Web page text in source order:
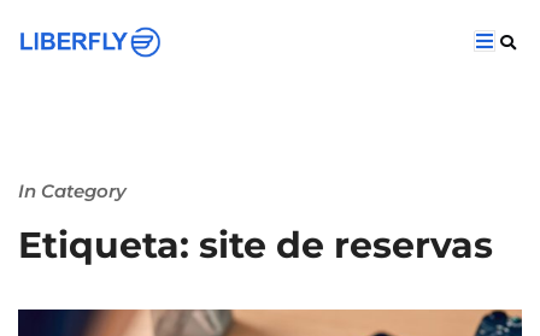
In Category
Etiqueta: site de reservas